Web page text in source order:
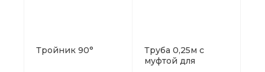
Тройник 90°
Труба 0,25м с
муфтой для